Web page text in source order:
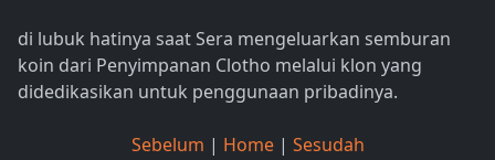
di lubuk hatinya saat Sera mengeluarkan semburan
koin dari Penyimpanan Clotho melalui klon yang
didedikasikan untuk penggunaan pribadinya.
Sebelum | Home | Sesudah